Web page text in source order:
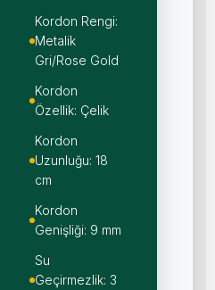
Kordon Rengi:
Metalik
Gri/Rose Gold
Kordon
Özellik: Çelik
Kordon
Uzunluğu: 18
cm
Kordon
Genişliği: 9 mm
Su
Geçirmezlik: 3